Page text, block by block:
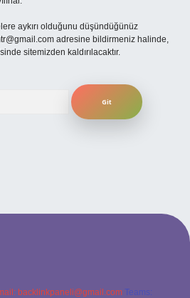
aykırı olduğunu düşündüğünüz
adresine bildirmeniz halinde,
sitemizden kaldırılacaktır.
backlinkpaneli@gmail.com Teams: